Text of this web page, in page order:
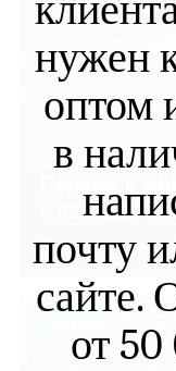
с полным
В продаже уже с
нужен
оптом
в
почту
сайте.
от